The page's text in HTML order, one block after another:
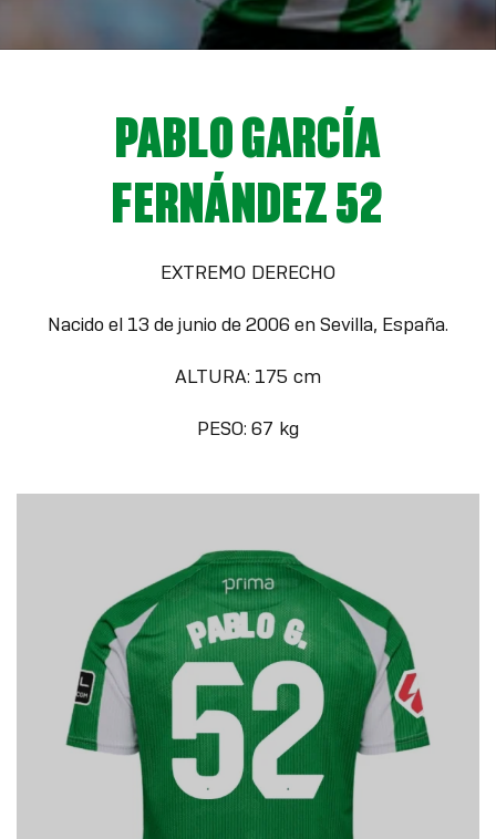
PABLO GARCÍA
FERNÁNDEZ 52
EXTREMO DERECHO
Nacido el 13 de junio de 2006 en Sevilla, España.
ALTURA: 175 cm
PESO: 67 kg